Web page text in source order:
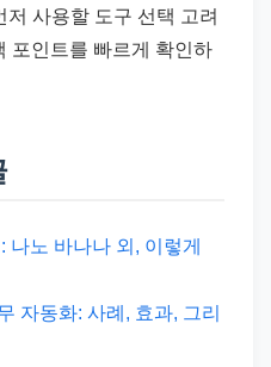
사용할 도구 선택 고려
포인트를 빠르게 확인하
나노 바나나 외, 이렇게
자동화: 사례, 효과, 그리